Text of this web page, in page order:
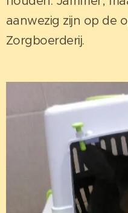
aanwezig zijn op de
Zorgboerderij.